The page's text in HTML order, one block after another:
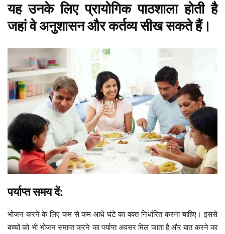
यह उनके लिए प्रायोगिक पाठशाला होती है
जहां वे अनुशासन और कर्तव्य सीख सकते हैं।
पर्याप्त समय दें:
भोजन करने के लिए कम से कम आधे घंटे का वक्त निर्धारित करना चाहिए। इससे
बच्चों को भी भोजन समाप्त करने का पर्याप्त अवसर मिल जाता है और बात करने का